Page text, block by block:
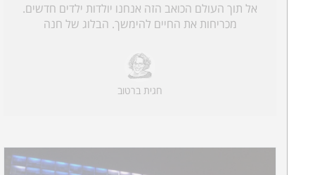
אל תוך העולם הכואב הזה אנחנו יולדות ילדים חדשים.
מכריחות את החיים להימשך. הבלוג של חנה
חגית ברטוב